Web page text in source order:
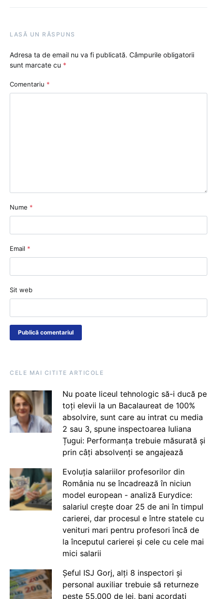
LASĂ UN RĂSPUNS
Adresa ta de email nu va fi publicată. Câmpurile obligatorii
sunt marcate cu *
Comentariu *
Nume *
Email *
Sit web
CELE MAI CITITE ARTICOLE
Nu poate liceul tehnologic să-i ducă pe
toți elevii la un Bacalaureat de 100%
absolvire, sunt care au intrat cu media
2 sau 3, spune inspectoarea Iuliana
Țugui: Performanța trebuie măsurată și
prin câți absolvenți se angajează
Evoluția salariilor profesorilor din
România nu se încadrează în niciun
model european - analiză Eurydice:
salariul crește doar 25 de ani în timpul
carierei, dar procesul e între statele cu
venituri mari pentru profesori încă de
la începutul carierei și cele cu cele mai
mici salarii
Șeful ISJ Gorj, alți 8 inspectori și
personal auxiliar trebuie să returneze
peste 55.000 de lei, bani acordați